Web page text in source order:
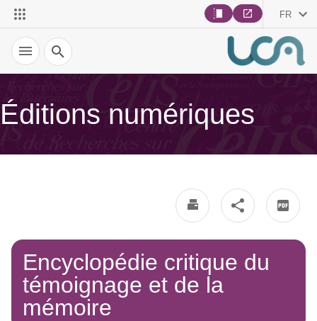
FR
Recherche
Éditions numériques
Encyclopédie critique du
témoignage et de la
mémoire